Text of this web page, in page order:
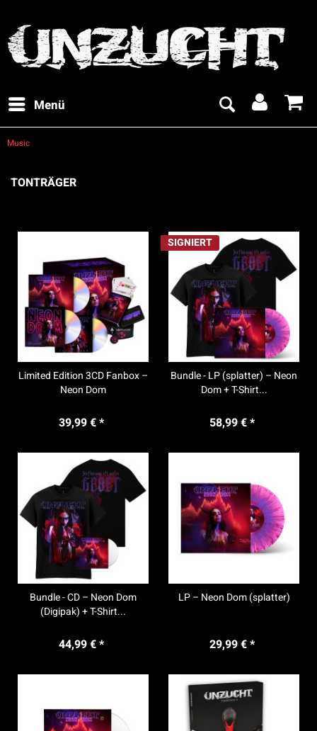
Menü
Music
TONTRÄGER
Limited Edition 3CD Fanbox –
Neon Dom
39,99 € *
SIGNIERT
Bundle - LP (splatter) – Neon
Dom + T-Shirt...
58,99 € *
Bundle - CD – Neon Dom
(Digipak) + T-Shirt...
44,99 € *
LP – Neon Dom (splatter)
29,99 € *